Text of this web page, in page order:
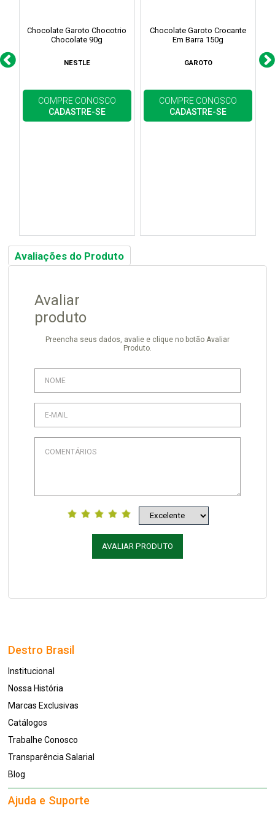
Chocolate Garoto Chocotrio
Chocolate 90g
NESTLE
COMPRE CONOSCO
CADASTRE-SE
Chocolate Garoto Crocante
Em Barra 150g
GAROTO
COMPRE CONOSCO
CADASTRE-SE
Avaliações do Produto
Avaliar
produto
Preencha seus dados, avalie e clique no botão Avaliar
Produto.
AVALIAR PRODUTO
Destro Brasil
Institucional
Nossa História
Marcas Exclusivas
Catálogos
Trabalhe Conosco
Transparência Salarial
Blog
Ajuda e Suporte